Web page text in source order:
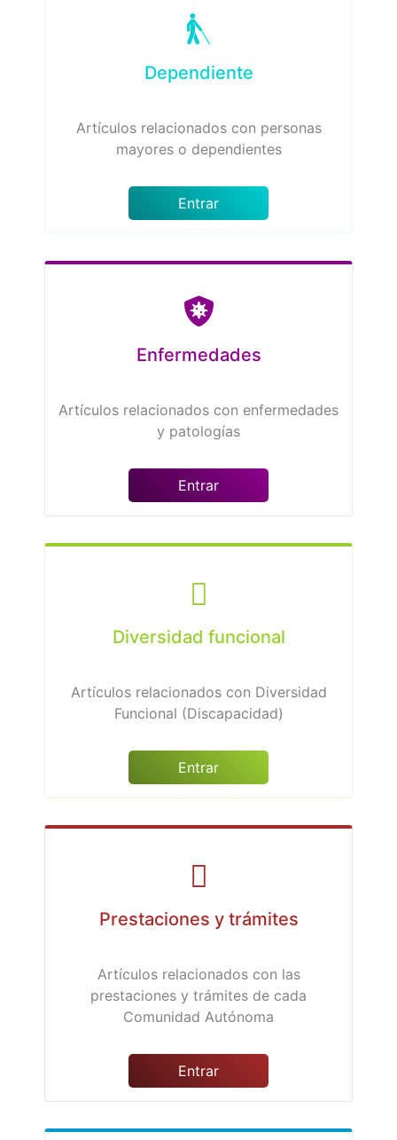
Dependiente
Artículos relacionados con personas
mayores o dependientes
Entrar
Enfermedades
Artículos relacionados con enfermedades
y patologías
Entrar
Diversidad funcional
Artículos relacionados con Diversidad
Funcional (Discapacidad)
Entrar
Prestaciones y trámites
Artículos relacionados con las
prestaciones y trámites de cada
Comunidad Autónoma
Entrar